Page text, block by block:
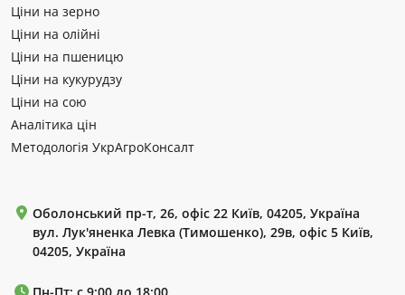
Ціни на зерно
Ціни на олійні
Ціни на пшеницю
Ціни на кукурудзу
Ціни на сою
Аналітика цін
Методологія УкрАгроКонсалт
Оболонський пр-т, 26, офіс 22 Київ, 04205, Україна
вул. Лук'яненка Левка (Тимошенко), 29в, офіс 5 Київ,
04205, Україна